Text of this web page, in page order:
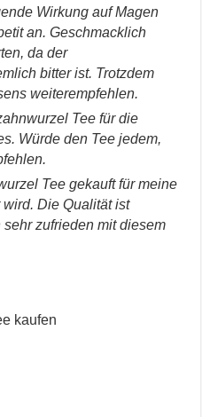
Wirkung auf Magen
an. Geschmacklich
da der
bitter ist. Trotzdem
weiterempfehlen.
Tee für die
Würde den Tee jedem,
Tee gekauft für meine
Die Qualität ist
zufrieden mit diesem
kaufen